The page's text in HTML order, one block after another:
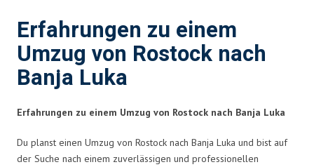
Erfahrungen zu einem
Umzug von Rostock nach
Banja Luka
Erfahrungen zu einem Umzug von Rostock nach Banja Luka
Du planst einen Umzug von Rostock nach Banja Luka und bist auf
der Suche nach einem zuverlässigen und professionellen